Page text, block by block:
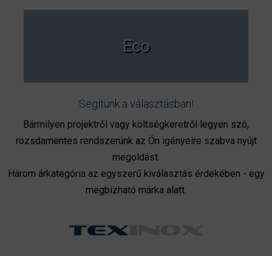
Eco
Segítünk a választásban!
Bármilyen projektről vagy költségkeretről legyen szó,
rozsdamentes rendszerünk az Ön igényeire szabva nyújt
megoldást.
Három árkategória az egyszerű kiválasztás érdekében - egy
megbízható márka alatt.